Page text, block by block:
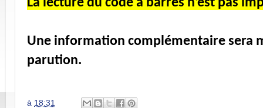
La lecture du code à barres n’est pas
Une information complémentaire sera
parution.
à 18:31